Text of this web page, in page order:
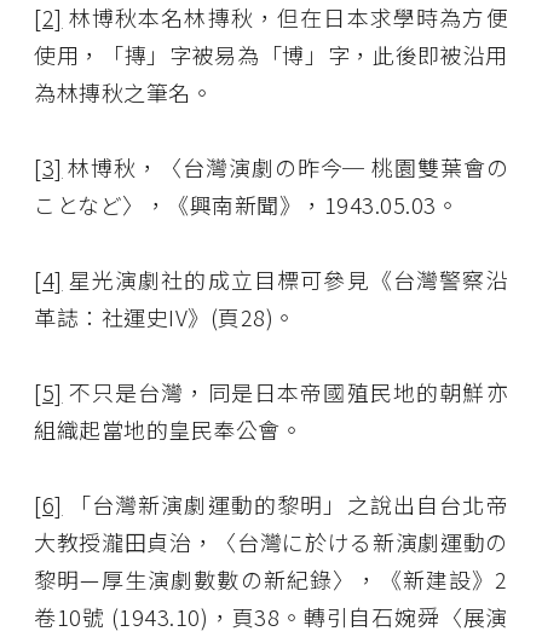
[2] 林博秋本名林摶秋，但在日本求學時為方便
使用，「摶」字被易為「博」字，此後即被沿用
為林摶秋之筆名。
[3] 林博秋，〈台灣演劇の昨今─ 桃園雙葉會の
ことなど〉，《興南新聞》，1943.05.03。
[4] 星光演劇社的成立目標可參見《台灣警察沿
革誌：社運史IV》(頁28)。
[5] 不只是台灣，同是日本帝國殖民地的朝鮮亦
組織起當地的皇民奉公會。
[6] 「台灣新演劇運動的黎明」之說出自台北帝
大教授瀧田貞治，〈台灣に於ける新演劇運動の
黎明—厚生演劇數數の新紀錄〉，《新建設》2
卷10號 (1943.10)，頁38。轉引自石婉舜〈展演